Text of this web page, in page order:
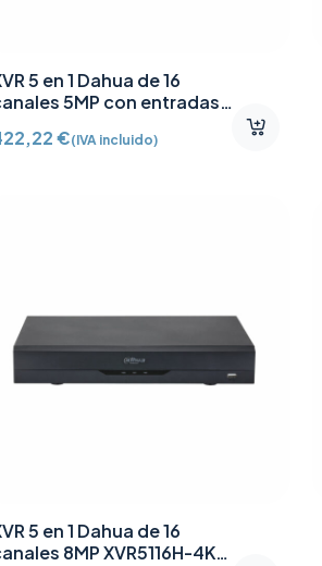
5 en 1 Dahua de 16
5MP con entradas
€(IVA incluido)
5 en 1 Dahua de 16
8MP XVR5116H-4KL-